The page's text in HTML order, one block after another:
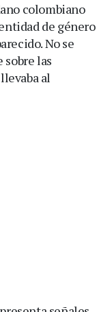
colombiano
de género
No se
las
al